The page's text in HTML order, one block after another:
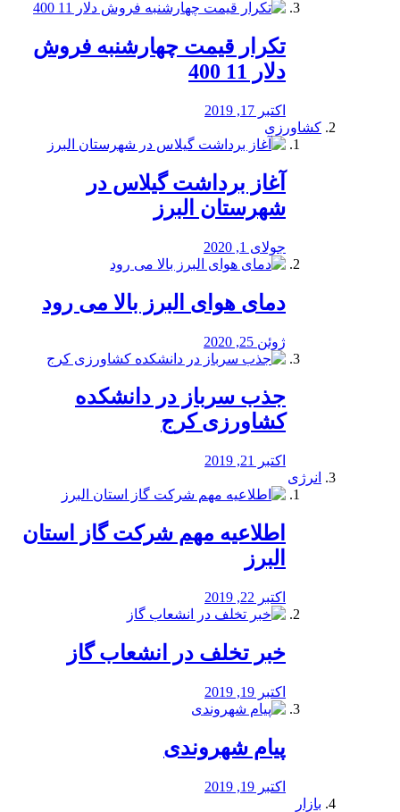
تکرار قیمت چهارشنبه فروش
دلار 11 400
اکتبر 17, 2019
کشاورزی
آغاز برداشت گیلاس در
شهرستان البرز
جولای 1, 2020
دمای هوای البرز بالا می رود
ژوئن 25, 2020
جذب سرباز در دانشکده
کشاورزی کرج
اکتبر 21, 2019
انرژی
️اطلاعیه مهم شرکت گاز استان
البرز
اکتبر 22, 2019
خبر تخلف در انشعاب گاز
اکتبر 19, 2019
پیام شهروندی
اکتبر 19, 2019
بازار